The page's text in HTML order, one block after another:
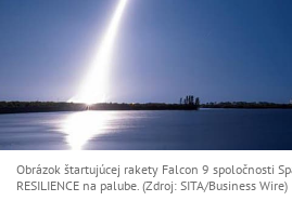
Obrázok štartujúcej rakety Falcon 9 spoločnosti
RESILIENCE na palube. (Zdroj: SITA/Business Wire)